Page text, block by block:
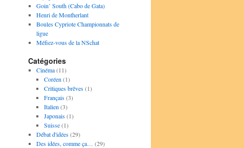
Goin’ South (Cabo de Gata)
Henri de Montherlant
Boules Cypriote Championnats de
ligue
Méfiez-vous de la NSchat
Catégories
Cinéma(11)
Coréen (1)
Critiques brêves(1)
Français(3)
Italien (3)
Japonais(1)
Suisse(1)
Débat d'idées(29)
Des idées, comme ça… (29)